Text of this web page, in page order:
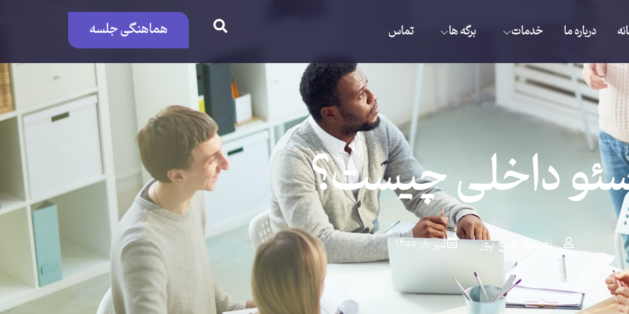
درباره ما خدمات برگه ها تماس هماهنگی جلسه
داخلی چیست؟
نفیسه رفیع پور تیر ۸, ۱۴۰۰